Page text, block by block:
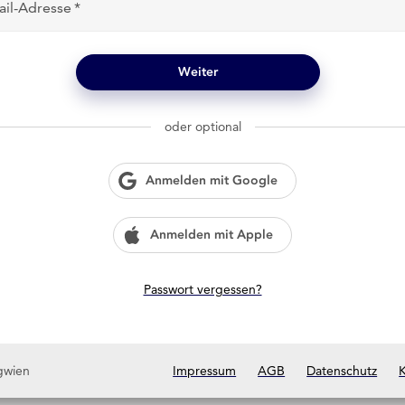
Adresse
Weiter
oder optional
Anmelden mit Google
Anmelden mit Apple
Passwort vergessen?
Impressum AGB Datenschutz